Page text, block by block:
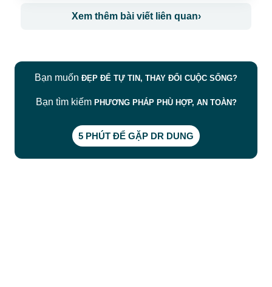
Xem thêm bài viết liên quan›
Bạn muốn ĐẸP ĐỂ TỰ TIN, THAY ĐỔI CUỘC SỐNG?
Bạn tìm kiếm PHƯƠNG PHÁP PHÙ HỢP, AN TOÀN?
5 PHÚT ĐỂ GẶP DR DUNG